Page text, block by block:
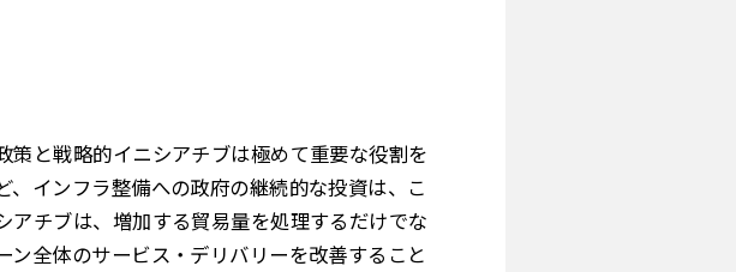
と戦略的イニシアチブは極めて重要な役割を
インフラ整備への政府の継続的な投資は、こ
チブは、増加する貿易量を処理するだけでな
全体のサービス・デリバリーを改善すること